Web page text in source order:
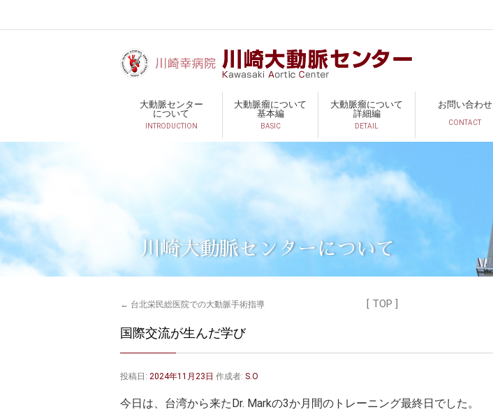
大動脈センター
について
INTRODUCTION
大動脈瘤について
基本編
BASIC
大動脈瘤について
詳細編
DETAIL
お問い合わせ
CONTACT
川崎大動脈センターについて
← 台北栄民総医院での大動脈手術指導 [ TOP ]
国際交流が生んだ学び
投稿日: 2024年11月23日 作成者: S.O
今日は、台湾から来たDr. Markの3か月間のトレーニング最終日でした。